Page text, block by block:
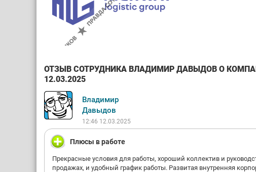
ОТЗЫВ СОТРУДНИКА ВЛАДИМИР ДАВЫДОВ О
12.03.2025
Владимир
Давыдов
12:46 12.03.2025
Плюсы в работе
Прекрасные условия для работы, хороший коллектив и
продажах, и удобный график работы. Развитая внутренняя